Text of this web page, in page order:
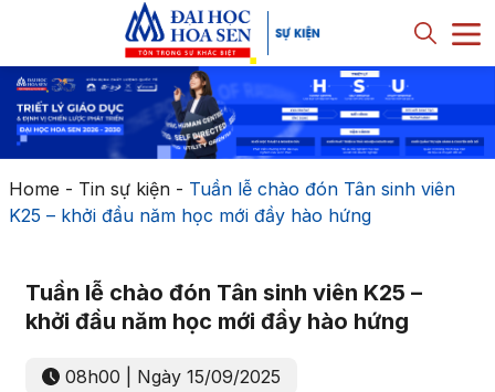
Home - Tin sự kiện- Tuần lễ chào đón Tân sinh viên
K25 – khởi đầu năm học mới đầy hào hứng
Tuần lễ chào đón Tân sinh viên K25 –
khởi đầu năm học mới đầy hào hứng
08h00 | Ngày 15/09/2025